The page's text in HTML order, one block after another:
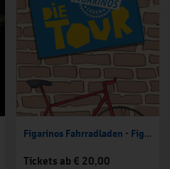
Figarinos Fahrradladen - Figarino Live 2026 / 2027
Tickets ab € 20,00